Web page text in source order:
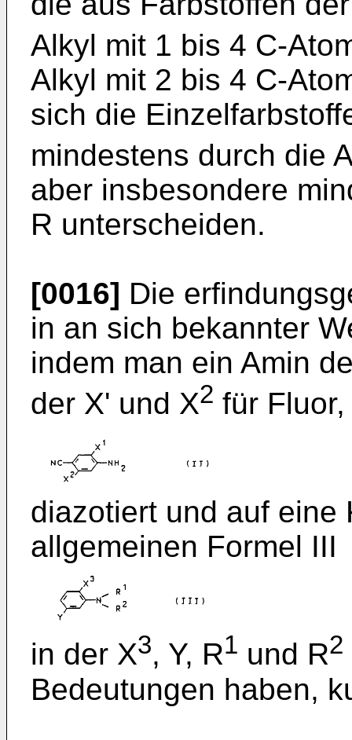
Alkyl mit 1 bis 4 C-
Alkyl mit 2 bis 4 C-
sich die
mindestens durch die
aber insbesondere
R unterscheiden.
[0016] Die
in an sich bekannter
indem man ein Amin
der X' und X2 für
diazotiert und auf eine
allgemeinen Formel III
in der X3, Y, R1 und R2
Bedeutungen haben,